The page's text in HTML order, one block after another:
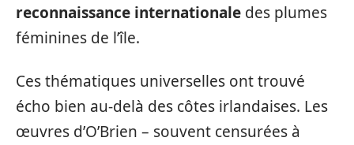
reconnaissance internationale des plumes
féminines de l’île.
Ces thématiques universelles ont trouvé
écho bien au-delà des côtes irlandaises. Les
œuvres d’O’Brien – souvent censurées à